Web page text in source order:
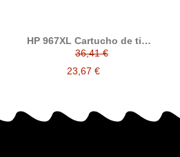
HP 967XL Cartucho de tinta
compatible 3JA31AE
36,41 €
23,67 €